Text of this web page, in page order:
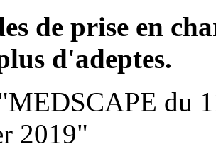
de prise en
d'adeptes.
du
2019"